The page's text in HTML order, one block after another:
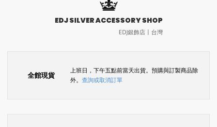
EDJ SILVER ACCESSORY SHOP
EDJ銀飾店〡台灣
全館現貨
上班日，下午五點前當天出貨。預購與訂製商品除
外。 查詢或取消訂單